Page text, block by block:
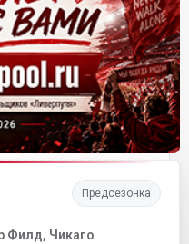
Предсезонка
Филд, Чикаго